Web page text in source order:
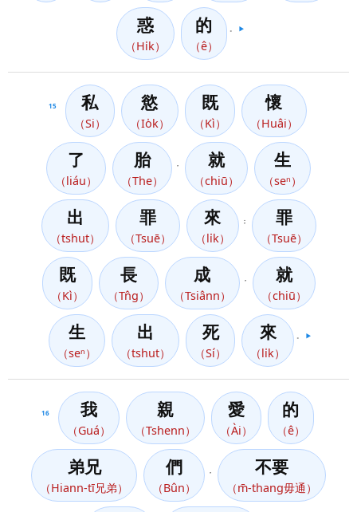
惑
（Hi̍k）
的
（ê）
▶️
15 私
（Si）
慾
（Io̍k）
既
（Kì）
懷
（Huâi）
了
（liáu）
胎
（The）
就
（chiū）
生
（seⁿ）
出
（tshut）
罪
（Tsuē）
來
（li̍k）
； 罪
（Tsuē）
既
（Kì）
長
（Tn̂g）
成
（Tsiânn）
就
（chiū）
生
（seⁿ）
出
（tshut）
死
（Sí）
來
（li̍k）
▶️
16 我
（Guá）
親
（Tshenn）
愛
（Ài）
的
（ê）
弟兄
（Hiann-tī兄弟）
們
（Bûn）
不要
（m̄-thang毋通）